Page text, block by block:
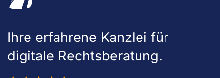
Ihre erfahrene Kanzlei für
digitale Rechtsberatung.